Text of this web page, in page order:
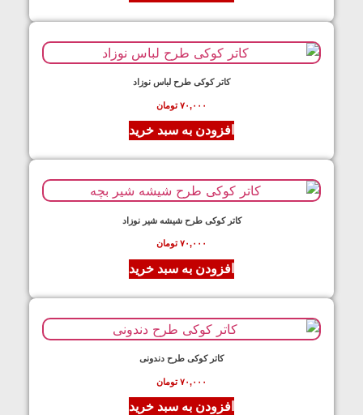
کاتر کوکی طرح لباس نوزاد
۷۰,۰۰۰ تومان
افزودن به سبد خرید
کاتر کوکی طرح شیشه شیر نوزاد
۷۰,۰۰۰ تومان
افزودن به سبد خرید
کاتر کوکی طرح دندونی
۷۰,۰۰۰ تومان
افزودن به سبد خرید